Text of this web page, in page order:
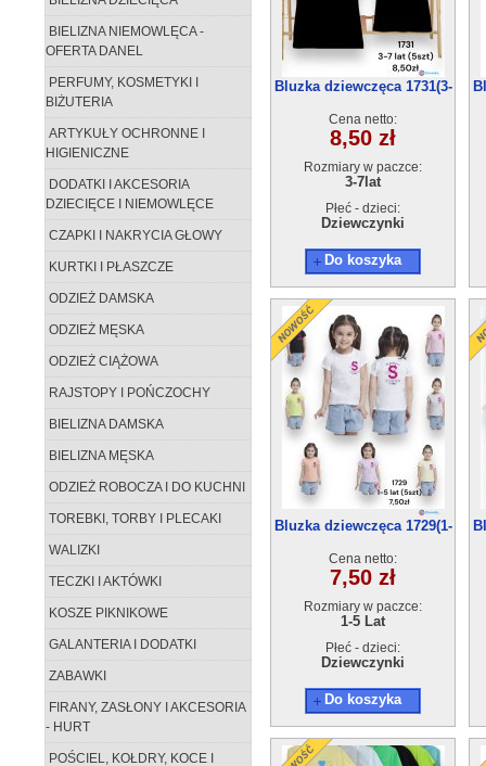
BIELIZNA NIEMOWLĘCA -
OFERTA DANEL
PERFUMY, KOSMETYKI I
BIŻUTERIA
ARTYKUŁY OCHRONNE I
HIGIENICZNE
DODATKI I AKCESORIA
DZIECIĘCE I NIEMOWLĘCE
CZAPKI I NAKRYCIA GŁOWY
KURTKI I PŁASZCZE
ODZIEŻ DAMSKA
ODZIEŻ MĘSKA
ODZIEŻ CIĄŻOWA
RAJSTOPY I POŃCZOCHY
BIELIZNA DAMSKA
BIELIZNA MĘSKA
ODZIEŻ ROBOCZA I DO KUCHNI
TOREBKI, TORBY I PLECAKI
WALIZKI
TECZKI I AKTÓWKI
KOSZE PIKNIKOWE
GALANTERIA I DODATKI
ZABAWKI
FIRANY, ZASŁONY I AKCESORIA
- HURT
POŚCIEL, KOŁDRY, KOCE I
Bluzka dziewczęca 1731(3-
Cena netto:
8,50 zł
Rozmiary w paczce:
3-7lat
Płeć - dzieci:
Dziewczynki
Do koszyka
Bluzka dziewczęca 1729(1-
Cena netto:
7,50 zł
Rozmiary w paczce:
1-5 Lat
Płeć - dzieci:
Dziewczynki
Do koszyka